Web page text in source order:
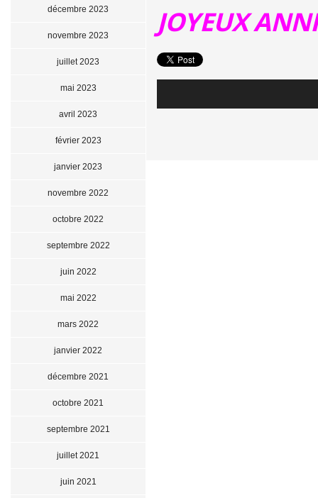
JOYEUX
décembre 2023
novembre 2023
juillet 2023
mai 2023
avril 2023
février 2023
janvier 2023
novembre 2022
octobre 2022
septembre 2022
juin 2022
mai 2022
mars 2022
janvier 2022
décembre 2021
octobre 2021
septembre 2021
juillet 2021
juin 2021